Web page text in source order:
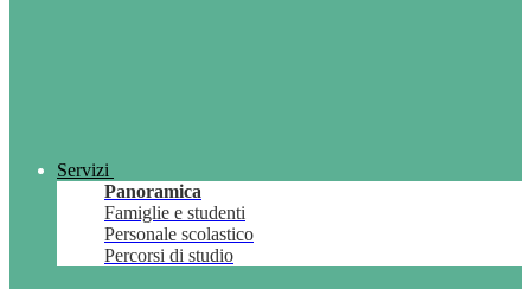
Servizi
Panoramica
Famiglie e studenti
Personale scolastico
Percorsi di studio